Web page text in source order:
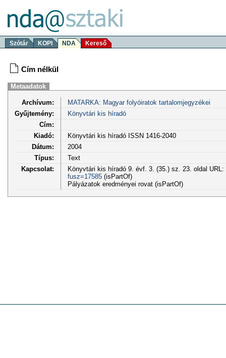
Szótár KOPI NDA Kereső
Cím nélkül
Metaadatok
Archívum:
MATARKA: Magyar folyóiratok tartalomjegyzékei
Gyűjtemény:
Könyvtári kis híradó
Cím:
Kiadó:
Könyvtári kis híradó ISSN 1416-2040
Dátum:
2004
Típus:
Text
Kapcsolat:
Könyvtári kis híradó 9. évf. 3. (35.) sz. 23. oldal URL:
fusz=17585(isPartOf)
Pályázatok eredményei rovat (isPartOf)